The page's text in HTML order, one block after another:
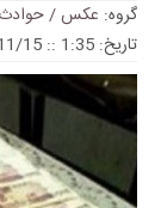
گروه: عکس / حوادث
تاریخ: 1:35 :: 2018/11/15